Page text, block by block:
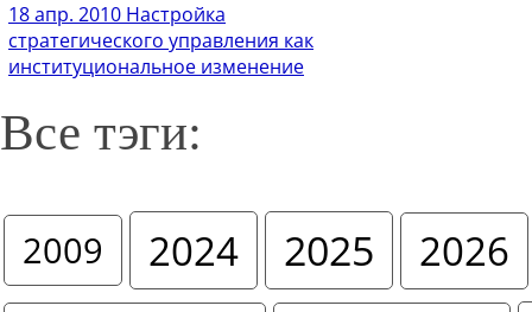
18 апр. 2010 Настройка
стратегического управления как
институциональное изменение
Все тэги:
2009 2024 2025 2026